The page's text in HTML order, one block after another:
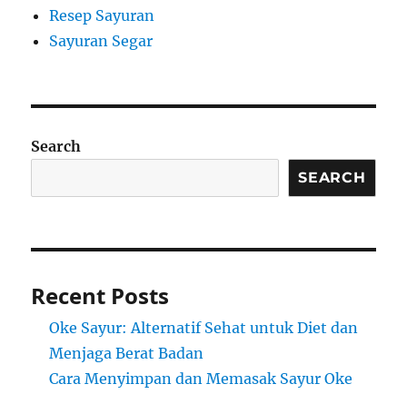
Resep Sayuran
Sayuran Segar
Search
SEARCH
Recent Posts
Oke Sayur: Alternatif Sehat untuk Diet dan
Menjaga Berat Badan
Cara Menyimpan dan Memasak Sayur Oke